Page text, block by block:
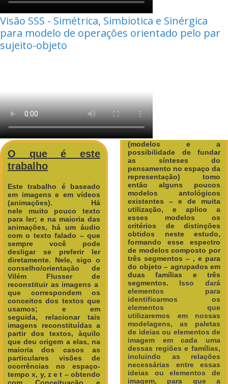
Visão SSS - Simétrica, Simbiotica e Sinérgica
para modelo de operações orientado pelo par
sujeito-objeto
O que é este
trabalho
Este trabalho é baseado
em imagens e em vídeos
(animações). Há
nele muito pouco texto
para ler; e na maioria das
animações, há um áudio
com o texto falado – que
sempre você pode
desligar se preferir ler
diretamente. Nele, sigo o
conselho/orientação de
Vilém Flusser de
reconstituir as imagens a
que correspondem os
conceitos dos textos que
usamos; e em
seguida, relacionar tais
imagens reconstituídas a
partir dos textos, àquilo
que deu origem a elas, na
maioria dos casos as
particulares visões de
ocorrências no espaço-
tempo x, y, z e t – obtendo
(modelos e a
possibilidade de fundar
as sínteses do
pensamento no espaço da
representação) tomo
então alguns poucos
modelos antológicos
existentes – e de muita
utilização, e aplico a
esses modelos os
critérios de distinções
obtidos neste estudo,
formando esse espectro
de modelos composto por
três segmentos – , e para
do objeto – agrupados em
duas famílias e três
segmentos.
Isso dará
elementos para
identificarmos os
elementos que
utilizaremos em nossas
modelagens, as paletas
de ideias ou elementos de
imagem em cada uma
dessas regiões e famílias,
incluindo as relações
necessárias entre essas
ideias ou elementos de
imagem, para que a